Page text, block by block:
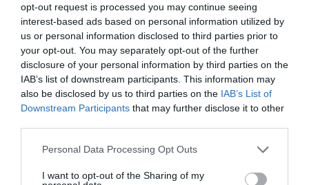
opt-out request is processed you may continue seeing
interest-based ads based on personal information utilized by
us or personal information disclosed to third parties prior to
your opt-out. You may separately opt-out of the further
disclosure of your personal information by third parties on the
IAB’s list of downstream participants. This information may
also be disclosed by us to third parties on the IAB’s List of
Downstream Participants that may further disclose it to other
Please note that this website/app uses one or more Google
not limited to your visit or usage behaviour. You may click to
Personal Data Processing Opt Outs
I want to opt-out of the Sharing of my
Rákaptak az önkormányzatok a trafiboxokra,
tömegével telepítenék
Gyorshajtási bírság: így állunk a régióban
Ekkorát emelnek a gyorshajtásért járó bírságokon
közlekedés autó sofőr biztonság biztonsági öv